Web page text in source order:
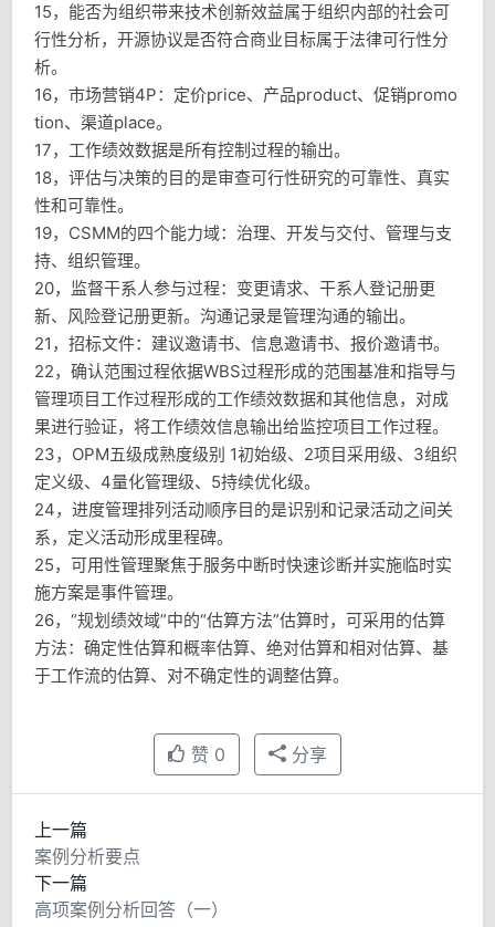
15，能否为组织带来技术创新效益属于组织内部的社会可
行性分析，开源协议是否符合商业目标属于法律可行性分
析。
16，市场营销4P：定价price、产品product、促销promo
tion、渠道place。
17，工作绩效数据是所有控制过程的输出。
18，评估与决策的目的是审查可行性研究的可靠性、真实
性和可靠性。
19，CSMM的四个能力域：治理、开发与交付、管理与支
持、组织管理。
20，监督干系人参与过程：变更请求、干系人登记册更
新、风险登记册更新。沟通记录是管理沟通的输出。
21，招标文件：建议邀请书、信息邀请书、报价邀请书。
22，确认范围过程依据WBS过程形成的范围基准和指导与
管理项目工作过程形成的工作绩效数据和其他信息，对成
果进行验证，将工作绩效信息输出给监控项目工作过程。
23，OPM五级成熟度级别 1初始级、2项目采用级、3组织
定义级、4量化管理级、5持续优化级。
24，进度管理排列活动顺序目的是识别和记录活动之间关
系，定义活动形成里程碑。
25，可用性管理聚焦于服务中断时快速诊断并实施临时实
施方案是事件管理。
26，“规划绩效域”中的“估算方法”估算时，可采用的估算
方法：确定性估算和概率估算、绝对估算和相对估算、基
于工作流的估算、对不确定性的调整估算。
赞 0 分享
上一篇
案例分析要点
下一篇
高项案例分析回答（一）